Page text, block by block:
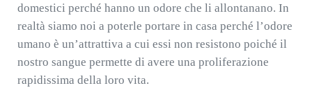
domestici perché hanno un odore che li allontanano. In
realtà siamo noi a poterle portare in casa perché l’odore
umano è un’attrattiva a cui essi non resistono poiché il
nostro sangue permette di avere una proliferazione
rapidissima della loro vita.